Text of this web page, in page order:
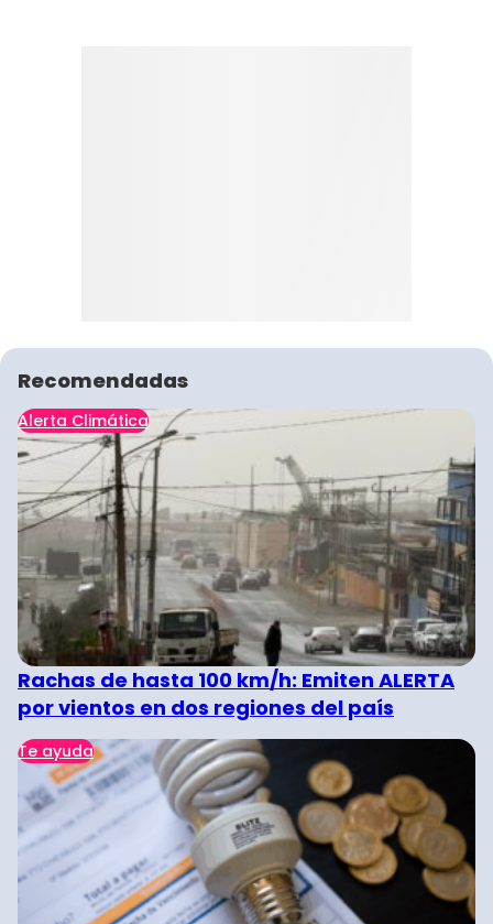
Recomendadas
Alerta Climática
Rachas de hasta 100 km/h: Emiten ALERTA
por vientos en dos regiones del país
Te ayuda